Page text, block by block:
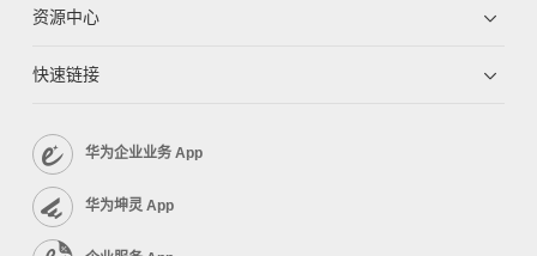
资源中心
快速链接
华为企业业务 App
华为坤灵 App